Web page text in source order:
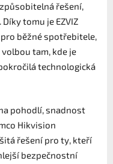
řešení,
tomu je EZVIZ
běžné spotřebitele,
tam, kde je
technologická
pohodlí, snadnost
Hikvision
řešení pro ty, kteří
bezpečnostní